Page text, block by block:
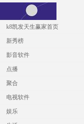
k8凯发天生赢家首页
新秀榜
影音软件
点播
聚合
电视软件
娱乐